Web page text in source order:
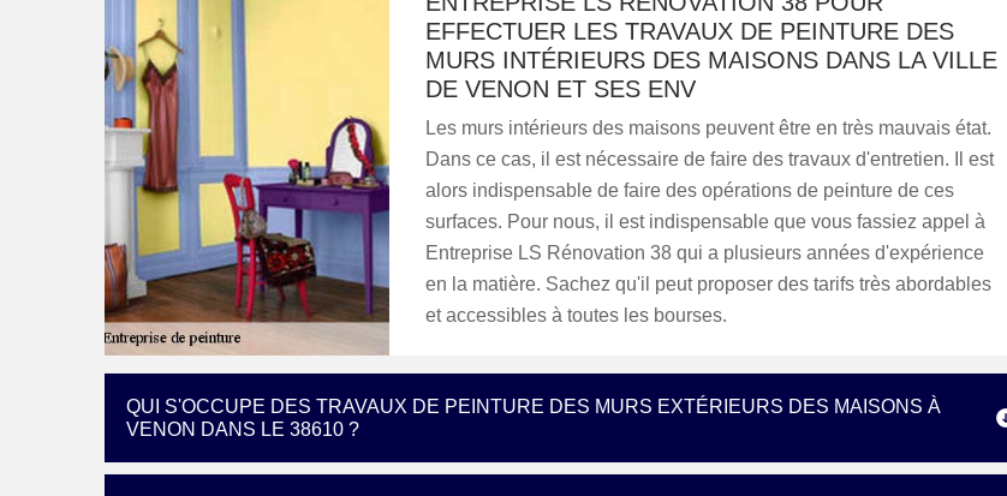
EFFECTUER LES TRAVAUX DE PEINTURE DES
MURS INTÉRIEURS DES MAISONS DANS LA VILLE
DE VENON ET SES ENV
Les murs intérieurs des maisons peuvent être en très mauvais état.
Dans ce cas, il est nécessaire de faire des travaux d'entretien. Il est
alors indispensable de faire des opérations de peinture de ces
surfaces. Pour nous, il est indispensable que vous fassiez appel à
Entreprise LS Rénovation 38 qui a plusieurs années d'expérience
en la matière. Sachez qu'il peut proposer des tarifs très abordables
et accessibles à toutes les bourses.
QUI S'OCCUPE DES TRAVAUX DE PEINTURE DES MURS EXTÉRIEURS DES MAISONS À
VENON DANS LE 38610 ?